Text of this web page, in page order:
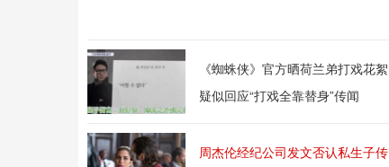
《蜘蛛侠》官方晒荷兰弟打戏花絮
疑似回应“打戏全靠替身”传闻
周杰伦经纪公司发文否认私生子传